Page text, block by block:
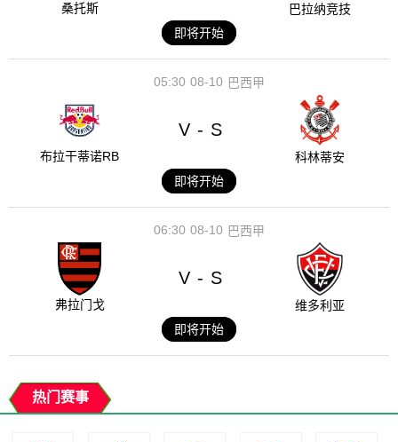
桑托斯
巴拉纳竞技
即将开始
08-10
05:30 巴西甲
布拉干蒂诺RB
V - S
科林蒂安
即将开始
08-10
06:30 巴西甲
弗拉门戈
V - S
维多利亚
即将开始
热门赛事